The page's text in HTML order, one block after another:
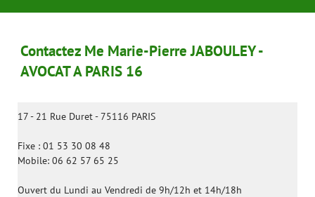
Contactez Me Marie-Pierre JABOULEY -
AVOCAT A PARIS 16
17 - 21 Rue Duret - 75116 PARIS
Fixe : 01 53 30 08 48
Mobile: 06 62 57 65 25
Ouvert du Lundi au Vendredi de 9h/12h et 14h/18h